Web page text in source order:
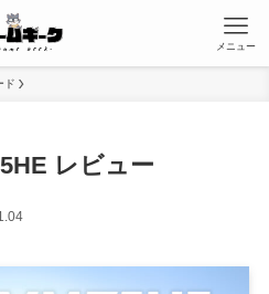
メニュー
ド
レビュー